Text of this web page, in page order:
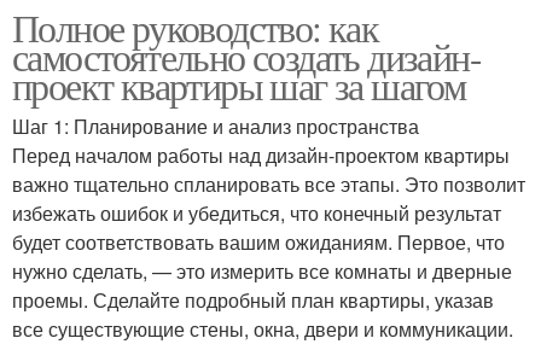
Полное руководство: как
самостоятельно создать дизайн-
проект квартиры шаг за шагом
Шаг 1: Планирование и анализ пространства
Перед началом работы над дизайн-проектом квартиры
важно тщательно спланировать все этапы. Это позволит
избежать ошибок и убедиться, что конечный результат
будет соответствовать вашим ожиданиям. Первое, что
нужно сделать, — это измерить все комнаты и дверные
проемы. Сделайте подробный план квартиры, указав
все существующие стены, окна, двери и коммуникации.